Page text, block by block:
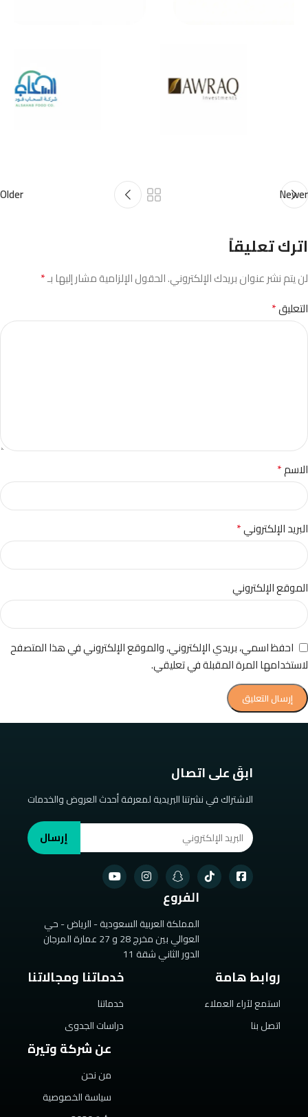
Newer
Older
اترك تعليقاً
لن يتم نشر عنوان بريدك الإلكتروني.الحقول الإلزامية مشار إليها بـ*
التعليق*
الاسم*
البريد الإلكتروني*
الموقع الإلكتروني
احفظ اسمي، بريدي الإلكتروني، والموقع الإلكتروني في هذا المتصفح
لاستخدامها المرة المقبلة في تعليقي.
ابقَ على اتصال
الاشتراك في نشرتنا البريدية لمعرفة أحدث العروض والخدمات
إرسال
الفروع
المملكة العربية السعودية - الرياض - حي
العوالي بين مخرج 28 و 27 عمارة المرجان
الدور الثاني شقة 11
خدماتنا ومجالاتنا
خدماتنا
دراسات الجدوى
روابط هامة
استمع لآراء العملاء
اتصل بنا
عن شركة وتيرة
من نحن
سياسة الخصوصية